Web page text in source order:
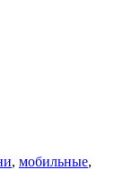
, мобильные,